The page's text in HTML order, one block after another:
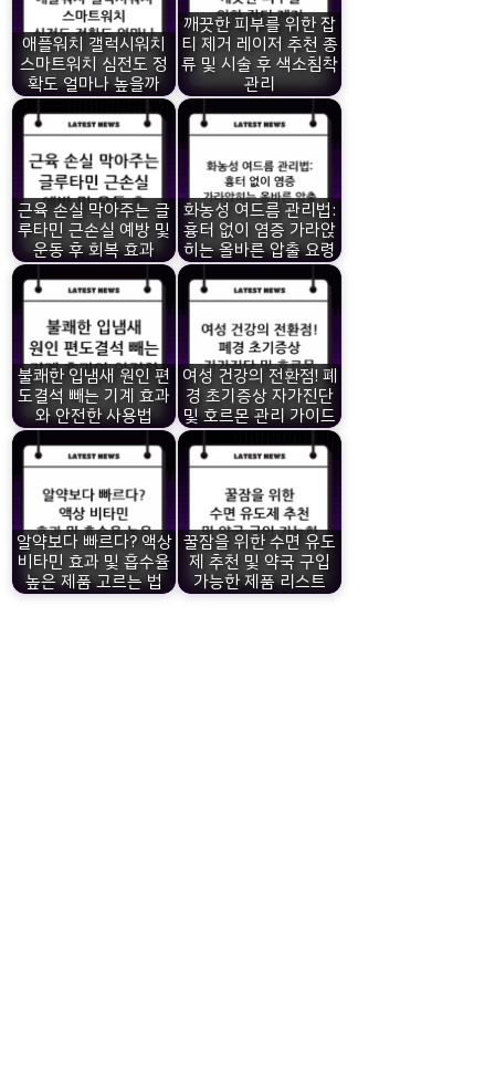
애플워치 갤럭시워치
스마트워치 심전도 정
확도 얼마나 높을까
깨끗한 피부를 위한 잡
티 제거 레이저 추천 종
류 및 시술 후 색소침착
관리
근육 손실 막아주는 글
루타민 근손실 예방 및
운동 후 회복 효과
화농성 여드름 관리법:
흉터 없이 염증 가라앉
히는 올바른 압출 요령
불쾌한 입냄새 원인 편
도결석 빼는 기계 효과
와 안전한 사용법
여성 건강의 전환점! 폐
경 초기증상 자가진단
및 호르몬 관리 가이드
알약보다 빠르다? 액상
비타민 효과 및 흡수율
높은 제품 고르는 법
꿀잠을 위한 수면 유도
제 추천 및 약국 구입
가능한 제품 리스트